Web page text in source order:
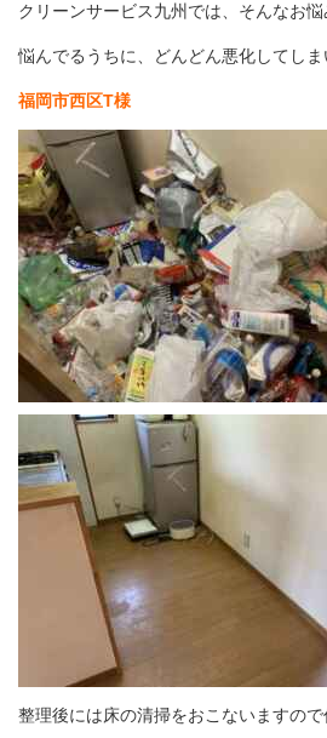
クリーンサービス九州では、そんなお
悩んでるうちに、どんどん悪化してし
福岡市西区T様
整理後には床の清掃をおこないますので